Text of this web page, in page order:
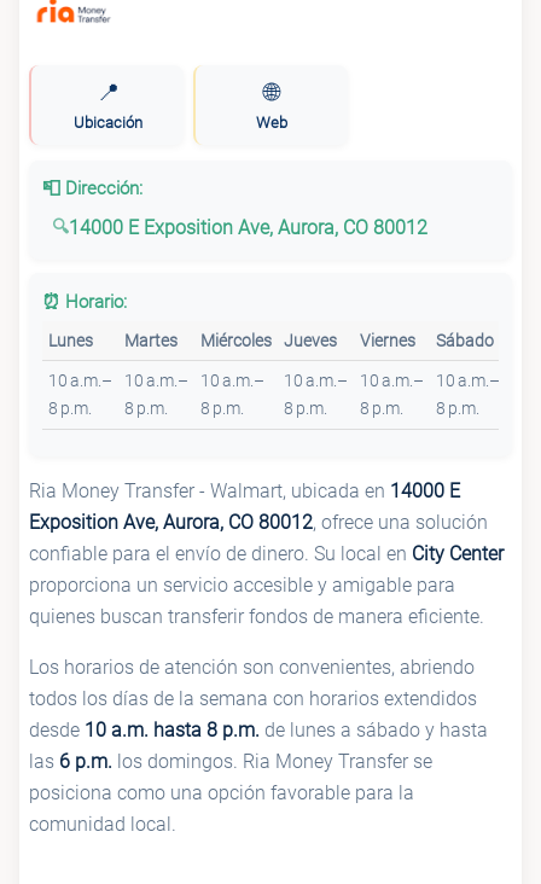
📍
Ubicación
🌐
Web
📮 Dirección:
14000 E Exposition Ave, Aurora, CO 80012
⏰ Horario:
Lunes Martes Miércoles Jueves Viernes Sábado
10 a.m.–
8 p.m.
10 a.m.–
8 p.m.
10 a.m.–
8 p.m.
10 a.m.–
8 p.m.
10 a.m.–
8 p.m.
10 a.m.–
8 p.m.
Ria Money Transfer - Walmart, ubicada en 14000 E
Exposition Ave, Aurora, CO 80012, ofrece una solución
confiable para el envío de dinero. Su local en City Center
proporciona un servicio accesible y amigable para
quienes buscan transferir fondos de manera eficiente.
Los horarios de atención son convenientes, abriendo
todos los días de la semana con horarios extendidos
desde 10 a.m. hasta 8 p.m. de lunes a sábado y hasta
las 6 p.m. los domingos. Ria Money Transfer se
posiciona como una opción favorable para la
comunidad local.